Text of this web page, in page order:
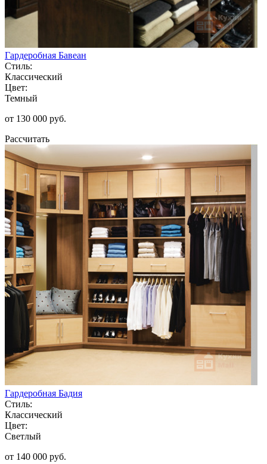
Гардеробная Бавеан
Стиль:
Классический
Цвет:
Темный
от 130 000 руб.
Рассчитать
Гардеробная Бадия
Стиль:
Классический
Цвет:
Светлый
от 140 000 руб.